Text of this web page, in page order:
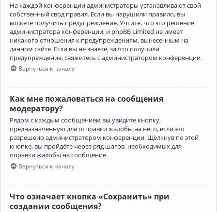
На каждой конференции администраторы устанавливают свой
собственный свод правил. Если вы нарушили правило, вы
можете получить предупреждение. Учтите, что это решение
администратора конференции, и phpBB Limited не имеет
никакого отношения к предупреждениям, вынесенным на
данном сайте. Если вы не знаете, за что получили
предупреждение, свяжитесь с администратором конференции.
Вернуться к началу
Как мне пожаловаться на сообщения
модератору?
Рядом с каждым сообщением вы увидите кнопку,
предназначенную для отправки жалобы на него, если это
разрешено администратором конференции. Щёлкнув по этой
кнопке, вы пройдёте через ряд шагов, необходимых для
оправки жалобы на сообщение.
Вернуться к началу
Что означает кнопка «Сохранить» при
создании сообщения?